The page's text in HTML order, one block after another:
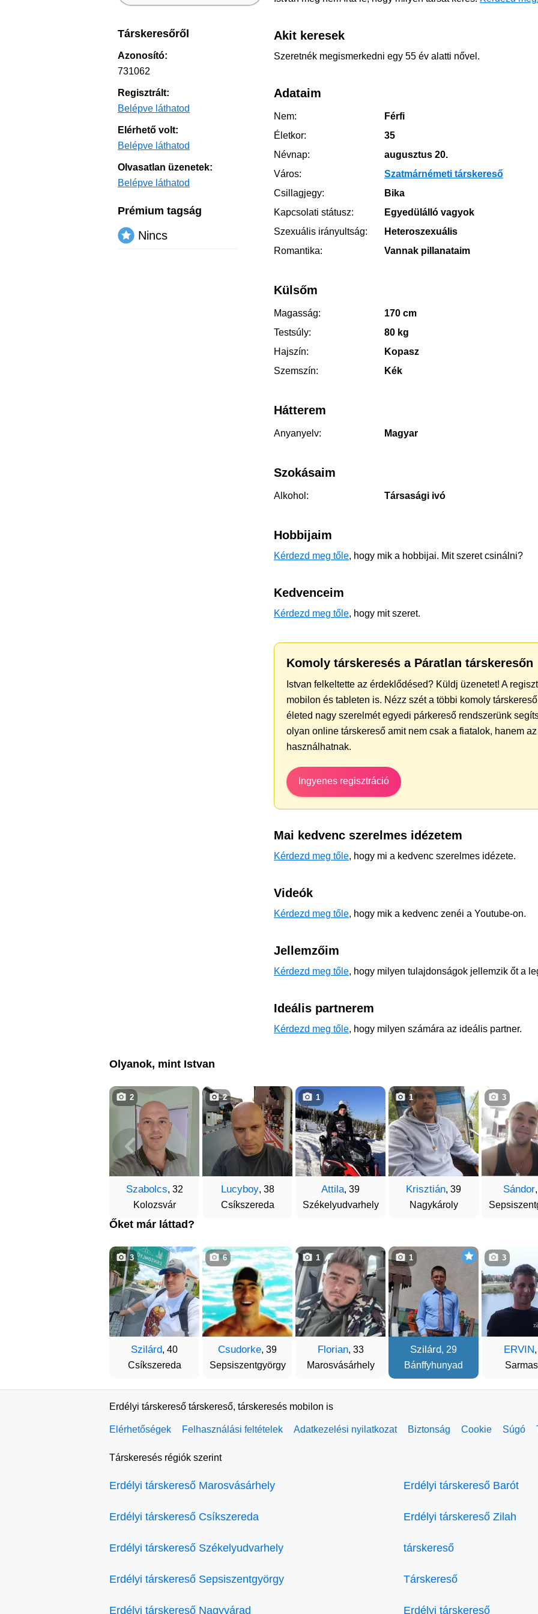
Akit keresek
Szeretnék megismerkedni egy 55 év alatti nővel.
Adataim
Nem:
Férfi
Életkor:
35
Névnap:
augusztus 20.
Város:
Szatmárnémeti társkereső
Csillagjegy:
Bika
Kapcsolati státusz:
Egyedülálló vagyok
Szexuális irányultság:
Heteroszexuális
Romantika:
Vannak pillanataim
Külsőm
Magasság:
170 cm
Testsúly:
80 kg
Hajszín:
Kopasz
Szemszín:
Kék
Hátterem
Anyanyelv: Magyar
Szokásaim
Alkohol: Társasági ivó
Hobbijaim
Kérdezd meg tőle, hogy mik a hobbijai. Mit szeret csinálni?
Kedvenceim
Kérdezd meg tőle, hogy mit szeret.
Komoly társkeresés a Páratlan társkeresőn
Istvan felkeltette az érdeklődésed? Küldj üzenetet! A
mobilon és tableten is. Nézz szét a többi komoly
életed nagy szerelmét egyedi párkereső rendszerünk
olyan online társkereső amit nem csak a fiatalok, hanem
használhatnak.
Ingyenes regisztráció
Mai kedvenc szerelmes idézetem
Kérdezd meg tőle, hogy mi a kedvenc szerelmes idézete.
Videók
Kérdezd meg tőle, hogy mik a kedvenc zenéi a Youtube-on.
Jellemzőim
Kérdezd meg tőle, hogy milyen tulajdonságok jellemzik őt a
Ideális partnerem
Kérdezd meg tőle, hogy milyen számára az ideális partner.
Társkeresőről
Azonosító:
731062
Regisztrált:
Belépve láthatod
Elérhető volt:
Belépve láthatod
Olvasatlan üzenetek:
Belépve láthatod
Prémium tagság
Nincs
Olyanok, mint Istvan
Szabolcs, 32
Kolozsvár
2
Lucyboy, 38
Csíkszereda
2
Attila, 39
Székelyudvarhely
1
Krisztián, 39
Nagykároly
1
Sándor
3
Őket már láttad?
Szilárd, 40
Csíkszereda
3
Csudorke, 39
Sepsiszentgyörgy
6
Florian, 33
Marosvásárhely
1
Szilárd, 29
Bánffyhunyad
1
ERVIN
3
Erdélyi társkereső társkereső, társkeresés mobilon is
Elérhetőségek Felhasználási feltételek Adatkezelési nyilatkozat Biztonság Cookie Súgó
Társkeresés régiók szerint
Erdélyi társkereső Marosvásárhely
Erdélyi társkereső Csíkszereda
Erdélyi társkereső Székelyudvarhely
Erdélyi társkereső Sepsiszentgyörgy
Erdélyi társkereső Nagyvárad
Erdélyi társkereső Barót
Erdélyi társkereső Zilah
társkereső
Társkereső
Erdélyi társkereső